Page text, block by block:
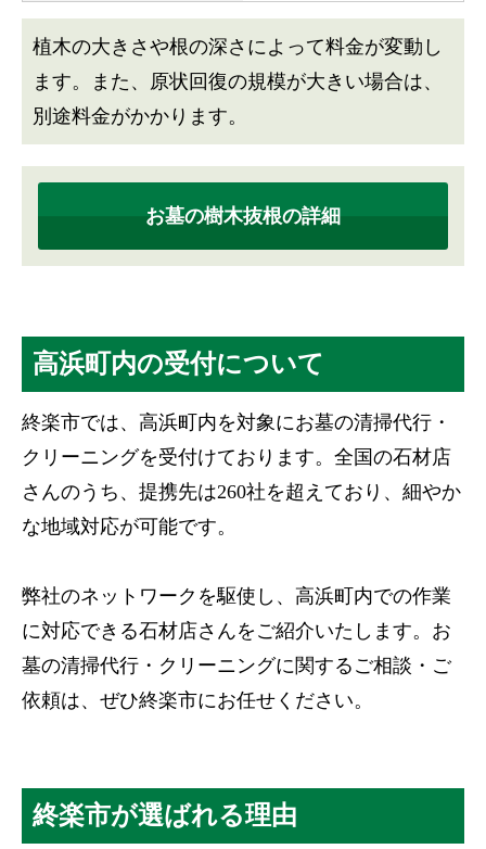
植木の大きさや根の深さによって料金が変動し
ます。また、原状回復の規模が大きい場合は、
別途料金がかかります。
お墓の樹木抜根の詳細
高浜町内の受付について
終楽市では、高浜町内を対象にお墓の清掃代行・
クリーニングを受付けております。全国の石材店
さんのうち、提携先は260社を超えており、細やか
な地域対応が可能です。
弊社のネットワークを駆使し、高浜町内での作業
に対応できる石材店さんをご紹介いたします。お
墓の清掃代行・クリーニングに関するご相談・ご
依頼は、ぜひ終楽市にお任せください。
終楽市が選ばれる理由